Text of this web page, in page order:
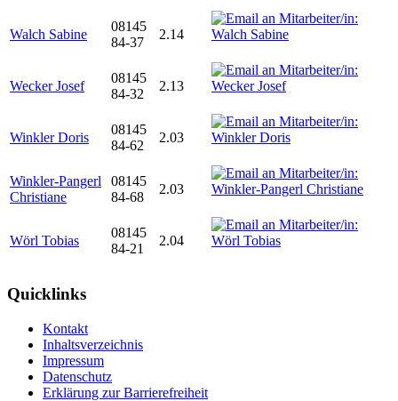
Walch Sabine
08145
84-37
2.14
Wecker Josef
08145
84-32
2.13
Winkler Doris
08145
84-62
2.03
Winkler-Pangerl
Christiane
08145
84-68
2.03
Wörl Tobias
08145
84-21
2.04
Quicklinks
Kontakt
Inhaltsverzeichnis
Impressum
Datenschutz
Erklärung zur Barrierefreiheit